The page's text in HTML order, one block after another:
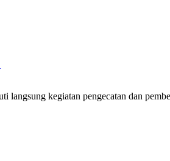
kegiatan pengecatan dan